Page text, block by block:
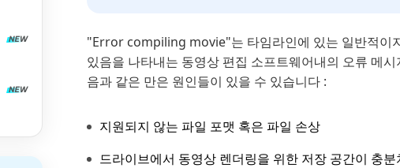
"Error compiling movie"는 타임라인에 있는 일반적이
있음을 나타내는 동영상 편집 소프트웨어내의 오류 메
음과 같은 만은 원인들이 있을 수 있습니다 :
지원되지 않는 파일 포맷 혹은 파일 손상
드라이브에서 동영상 렌더링을 위한 저장 공간이 충분